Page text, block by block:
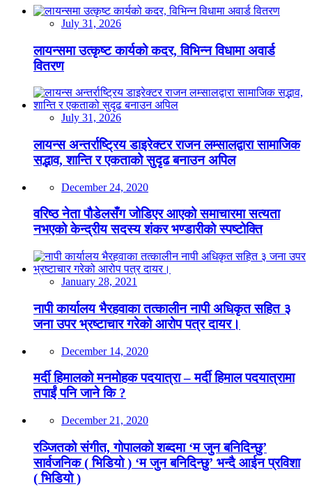
July 31, 2026
लायन्समा उत्कृष्ट कार्यको कदर, विभिन्न विधामा अवार्ड
वितरण
July 31, 2026
लायन्स अन्तर्राष्ट्रिय डाइरेक्टर राजन लम्सालद्वारा सामाजिक
सद्भाव, शान्ति र एकताको सुदृढ बनाउन अपिल
December 24, 2020
वरिष्ठ नेता पौडेलसँग जोडिएर आएको समाचारमा सत्यता
नभएको केन्द्रीय सदस्य शंकर भण्डारीको स्पष्टोक्ति
January 28, 2021
नापी कार्यालय भैरहवाका तत्कालीन नापी अधिकृत सहित ३
जना उपर भ्रष्टाचार गरेको आरोप पत्र दायर।
December 14, 2020
मर्दी हिमालको मनमोहक पदयात्रा – मर्दी हिमाल पदयात्रामा
तपाईं पनि जाने कि ?
December 21, 2020
रञ्जितको संगीत, गोपालको शब्दमा ‘म जुन बनिदिन्छु’
सार्वजनिक ( भिडियो ) ‘म जुन बनिदिन्छु’ भन्दै आईन प्रविशा
( भिडियो )